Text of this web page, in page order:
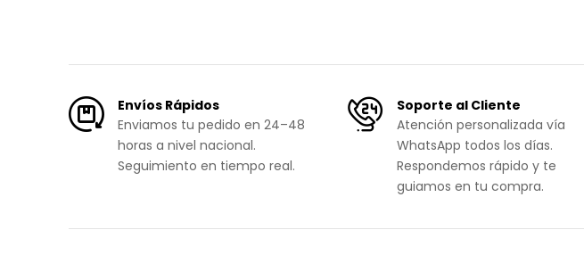
Envíos Rápidos
Enviamos tu pedido en 24–48
horas a nivel nacional.
Seguimiento en tiempo real.
Soporte al Cliente
Atención personalizada vía
WhatsApp todos los días.
Respondemos rápido y te
guiamos en tu compra.